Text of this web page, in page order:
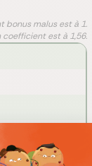
bonus malus est à 1.
est à 1,56.